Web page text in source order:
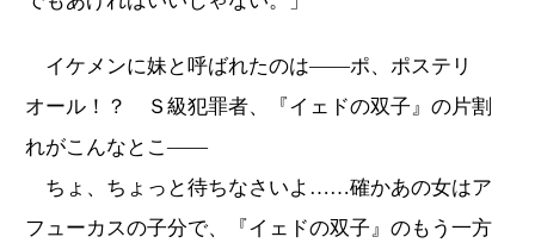
イケメンに妹と呼ばれたのは――ポ、ポステリ
オール！？ Ｓ級犯罪者、『イェドの双子』の片割
れがこんなとこ――
ちょ、ちょっと待ちなさいよ……確かあの女はア
フューカスの子分で、『イェドの双子』のもう一方